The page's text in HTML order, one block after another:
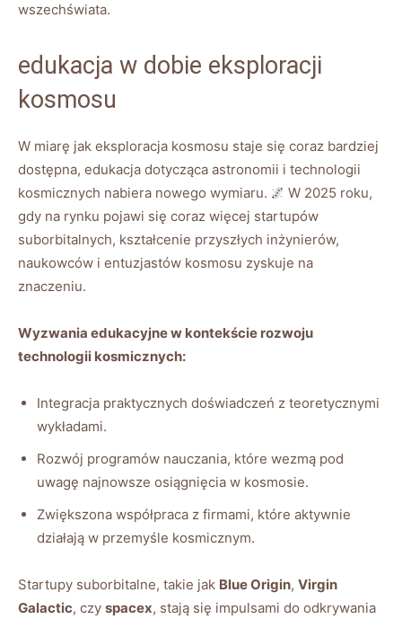
wszechświata.
edukacja w dobie eksploracji
kosmosu
W miarę jak eksploracja kosmosu staje się coraz ⁤bardziej
dostępna, edukacja ‍dotycząca ⁤astronomii i technologii
kosmicznych nabiera ‌nowego wymiaru. ⁤🌌 W 2025 roku,​
gdy⁣ na rynku pojawi​ się coraz więcej startupów
suborbitalnych, kształcenie ⁣przyszłych ‌inżynierów,⁢
naukowców⁣ i entuzjastów kosmosu zyskuje na
znaczeniu.
Wyzwania edukacyjne ​w⁤ kontekście⁤ rozwoju
technologii kosmicznych:
Integracja praktycznych doświadczeń z​ teoretycznymi
wykładami.
Rozwój programów nauczania, które wezmą⁣ pod
uwagę najnowsze ⁢osiągnięcia w kosmosie.
Zwiększona współpraca z firmami, które ⁤aktywnie
działają w przemyśle kosmicznym.
Startupy suborbitalne, takie jak Blue ‌Origin,‍ Virgin
Galactic, ‍czy‌ spacex,‍ stają się impulsami ‍do odkrywania